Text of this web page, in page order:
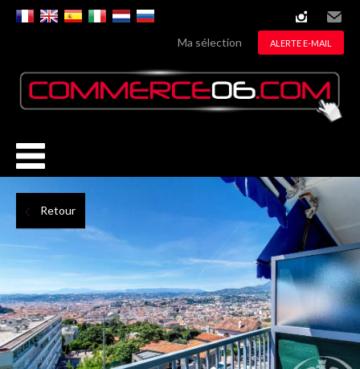
instagram
Email
Ma sélection ALERTE E-MAIL
Retour